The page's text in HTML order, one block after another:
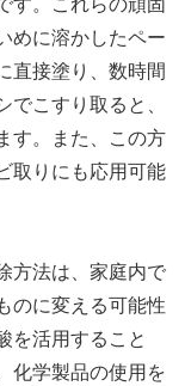
めに溶かしたペー
直接塗り、数時間
こすり取ると、
す。また、この方
取りにも応用可能
方法は、家庭内で
のに変える可能性
を活用すること
化学製品の使用を